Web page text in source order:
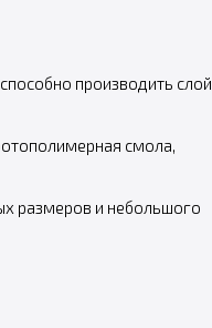
производить слой
смола,
размеров и небольшого